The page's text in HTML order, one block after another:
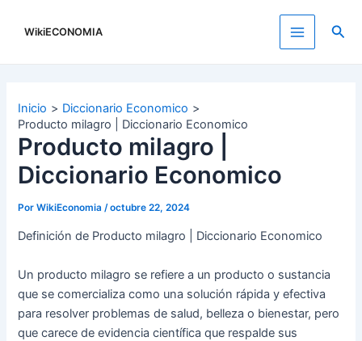
WikiECONOMIA
Main
Inicio
Diccionario Economico
Producto milagro | Diccionario Economico
Producto milagro |
Diccionario Economico
PorWikiEconomia /octubre 22, 2024
Definición de Producto milagro | Diccionario Economico
Un producto milagro se refiere a un producto o sustancia
que se comercializa como una solución rápida y efectiva
para resolver problemas de salud, belleza o bienestar, pero
que carece de evidencia científica que respalde sus